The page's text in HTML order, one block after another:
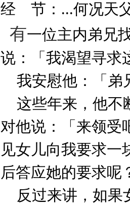
经 节：...何况天
有一位主内弟兄
说：「我渴望寻求
我安慰他：「弟
这些年来，他不
对他说：「来领受
见女儿向我要求一
后答应她的要求呢
反过来讲，如果